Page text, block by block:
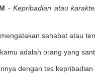
-Kepribadian atau
sahabat atau
adalah orang yang
dengan tes kepribadian